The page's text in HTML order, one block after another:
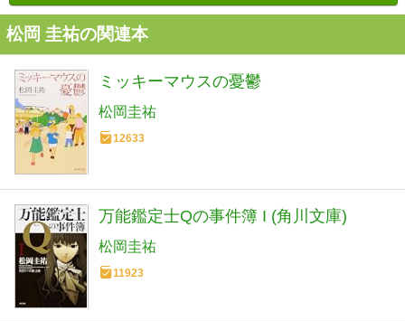
松岡 圭祐の関連本
ミッキーマウスの憂鬱
松岡圭祐
12633
万能鑑定士Qの事件簿 I (角川文庫)
松岡圭祐
11923